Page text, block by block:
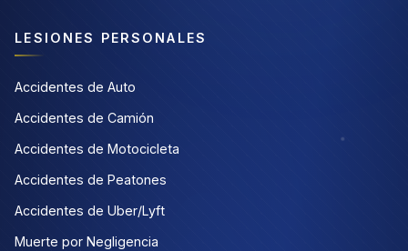
LESIONES PERSONALES
Accidentes de Auto
Accidentes de Camión
Accidentes de Motocicleta
Accidentes de Peatones
Accidentes de Uber/Lyft
Muerte por Negligencia